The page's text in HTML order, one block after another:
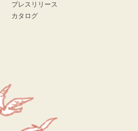
プレスリリース
カタログ